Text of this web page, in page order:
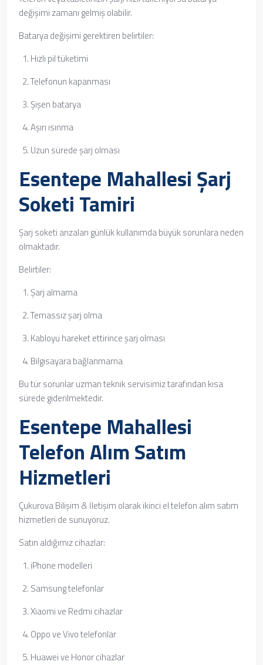
değişimi zamanı gelmiş olabilir.
Batarya değişimi gerektiren belirtiler:
Hızlı pil tüketimi
Telefonun kapanması
Şişen batarya
Aşırı ısınma
Uzun sürede şarj olması
Esentepe Mahallesi Şarj
Soketi Tamiri
Şarj soketi arızaları günlük kullanımda büyük sorunlara neden
olmaktadır.
Belirtiler:
Şarj almama
Temassız şarj olma
Kabloyu hareket ettirince şarj olması
Bilgisayara bağlanmama
Bu tür sorunlar uzman teknik servisimiz tarafından kısa
sürede giderilmektedir.
Esentepe Mahallesi
Telefon Alım Satım
Hizmetleri
Çukurova Bilişim & İletişim olarak ikinci el telefon alım satım
hizmetleri de sunuyoruz.
Satın aldığımız cihazlar:
iPhone modelleri
Samsung telefonlar
Xiaomi ve Redmi cihazlar
Oppo ve Vivo telefonlar
Huawei ve Honor cihazlar